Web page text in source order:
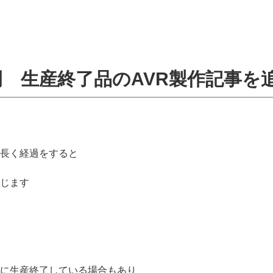
生産終了品のAVR製作記事を
く経過をすると
ます
生産終了している場合もあり